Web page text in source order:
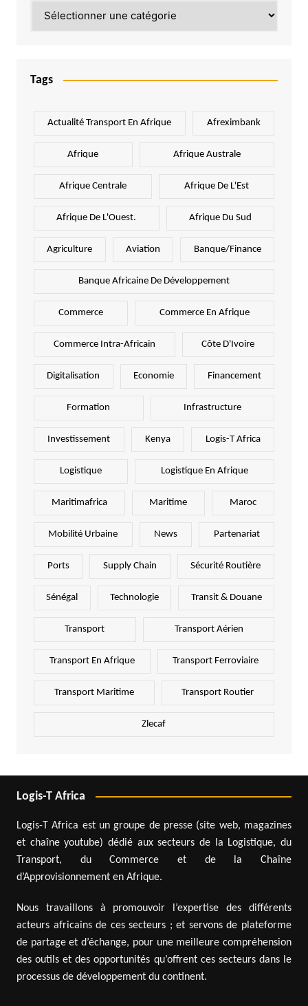
Tags
Actualité Transport En Afrique Afreximbank
Afrique Afrique Australe
Afrique Centrale Afrique De L'Est
Afrique De L'Ouest. Afrique Du Sud
Agriculture Aviation Banque/Finance
Banque Africaine De Développement
Commerce Commerce En Afrique
Commerce Intra-Africain Côte D'Ivoire
Digitalisation Economie Financement
Formation Infrastructure
Investissement Kenya Logis-T Africa
Logistique Logistique En Afrique
Maritimafrica Maritime Maroc
Mobilité Urbaine News Partenariat
Ports Supply Chain Sécurité Routière
Sénégal Technologie Transit & Douane
Transport Transport Aérien
Transport En Afrique Transport Ferroviaire
Transport Maritime Transport Routier
Zlecaf
Logis-T Africa
Logis-T Africa est un groupe de presse (site web, magazines
et chaîne youtube) dédié aux secteurs de la Logistique, du
Transport, du Commerce et de la Chaîne
d’Approvisionnement en Afrique.
Nous travaillons à promouvoir l’expertise des différents
acteurs africains de ces secteurs ; et servons de plateforme
de partage et d’échange, pour une meilleure compréhension
des outils et des opportunités qu’offrent ces secteurs dans le
processus de développement du continent.